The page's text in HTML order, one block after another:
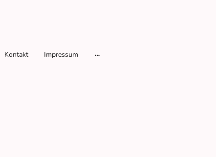
Kontakt Impressum